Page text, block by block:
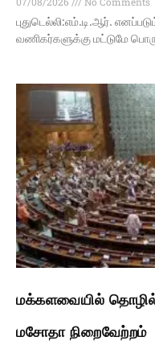
புதுடெல்லி:எம்.டி.ஆர்.
வணிகர்களுக்கு மட்டுமே
மக்களவையில் தொழில்
மசோதா நிறைவேற்றம்